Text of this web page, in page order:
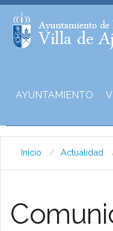
AYUNTAMIENTO
Inicio Actualidad